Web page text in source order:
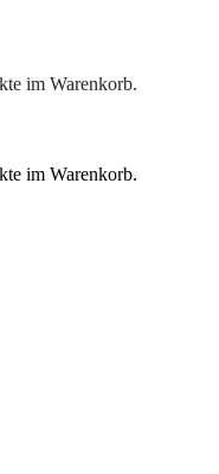
im Warenkorb.
im Warenkorb.